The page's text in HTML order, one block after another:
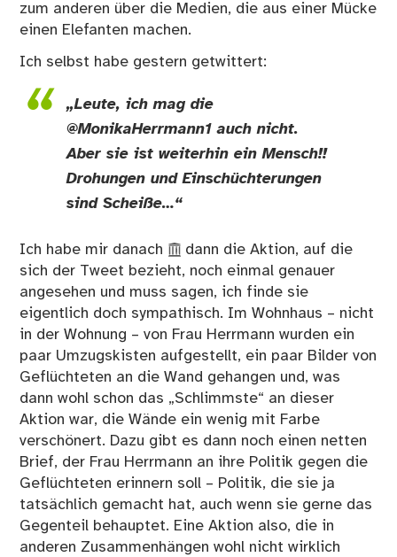
zum anderen über die Medien, die aus einer Mücke
einen Elefanten machen.
Ich selbst habe gestern getwittert:
„Leute, ich mag die
@MonikaHerrmann1 auch nicht.
Aber sie ist weiterhin ein Mensch!!
Drohungen und Einschüchterungen
sind Scheiße…“
Ich habe mir danach dann die Aktion, auf die
sich der Tweet bezieht, noch einmal genauer
angesehen und muss sagen, ich finde sie
eigentlich doch sympathisch. Im Wohnhaus – nicht
in der Wohnung – von Frau Herrmann wurden ein
paar Umzugskisten aufgestellt, ein paar Bilder von
Geflüchteten an die Wand gehangen und, was
dann wohl schon das „Schlimmste“ an dieser
Aktion war, die Wände ein wenig mit Farbe
verschönert. Dazu gibt es dann noch einen netten
Brief, der Frau Herrmann an ihre Politik gegen die
Geflüchteten erinnern soll – Politik, die sie ja
tatsächlich gemacht hat, auch wenn sie gerne das
Gegenteil behauptet. Eine Aktion also, die in
anderen Zusammenhängen wohl nicht wirklich